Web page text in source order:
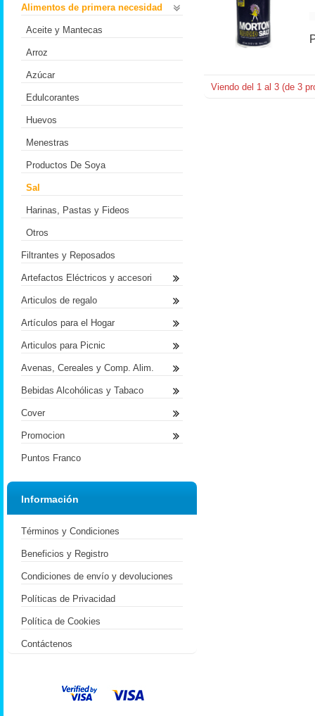
Viendo del 1 al 3 (de 3
Alimentos de primera necesidad
Aceite y Mantecas
Arroz
Azúcar
Edulcorantes
Huevos
Menestras
Productos De Soya
Sal
Harinas, Pastas y Fideos
Otros
Filtrantes y Reposados
Artefactos Eléctricos y accesori
Articulos de regalo
Artículos para el Hogar
Articulos para Picnic
Avenas, Cereales y Comp. Alim.
Bebidas Alcohólicas y Tabaco
Cover
Promocion
Puntos Franco
Información
Términos y Condiciones
Beneficios y Registro
Condiciones de envío y devoluciones
Políticas de Privacidad
Política de Cookies
Contáctenos